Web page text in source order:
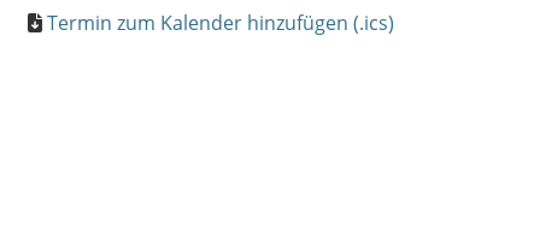
Termin zum Kalender hinzufügen (.ics)